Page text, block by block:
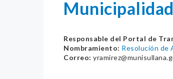
Responsable del Portal de
Nombramiento: Resolución de
Correo: